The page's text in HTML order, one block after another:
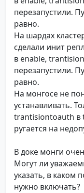
перезапустили.
равно.
На шардах
сделали инит
в enable,
перезапустили.
равно.
На монгосе не
устанавливать.
trantisiontoauth в
ругается на
В доке монги
Могут ли
указать, в каком
нужно включать?